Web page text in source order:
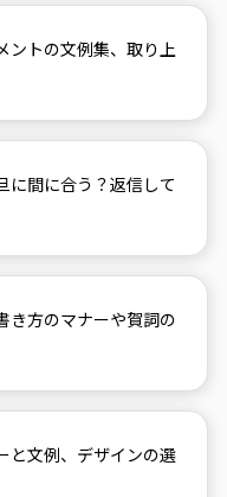
ントの文例集、取り上
に間に合う？返信して
き方のマナーや賀詞の
と文例、デザインの選